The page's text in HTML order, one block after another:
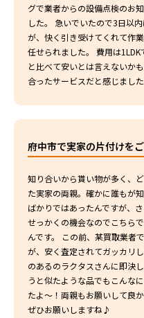
グで業者からの設備点検のお
した。 急いでいたので3日以
が、快く引き受けてくれて作
任せられました。 費用は
と比べて安いとは言えないか
合ったサービスだと感じまし
府中市で実家の片付けを
知り合いから貰い物が多く、
た実家の両親。確かに誰もが
ばかりではあったんですが、
せっかくの機会なのでこちら
んです。 この前、某買取業者
が、安く査定されてガッカリ
のあるのラクタスさんに即決
うと似たような品でもこんな
たよ〜！両親もお願いして良
ぜひお願いしますね♪